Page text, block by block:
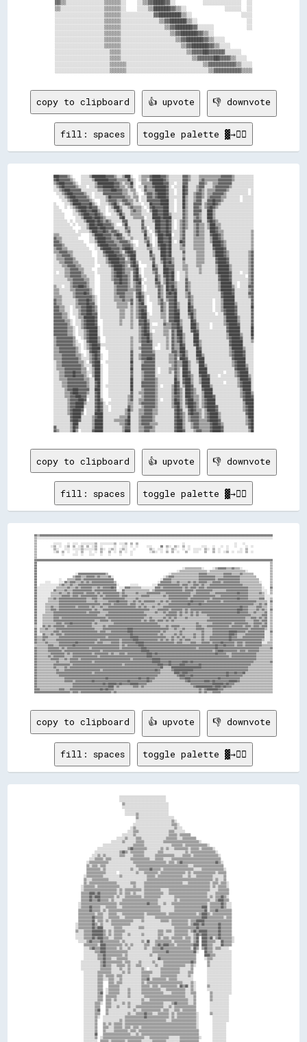
▓▓▒▒░░░░░░░░░░░░░░▒▒▒▒▒▒░░    ░░▒▒▓▓████▓▓░░          ░░░░░░░░░░░░░░  ░░
▒▒░░░░░░░░░░░░░░░░▒▒▒▒▒▒░░    ░░░░▒▒██████▓▓▒▒░░              ░░░░░░  ░░
░░░░░░░░░░░░░░░░░░▒▒▒▒▒▒░░░░░░░░░░░░▓▓████████▒▒░░                  ░░░░
░░░░░░░░░░░░░░░░░░▒▒▒▒▒▒░░░░░░░░░░░░░░▒▒▓▓██████▒▒░░                  ░░
░░░░░░░░░░░░░░░░░░▒▒▒▒▒▒░░░░░░░░░░░░░░░░▒▒▓▓██████▓▓░░░░░░            ░░
░░░░░░░░░░░░░░░░░░▒▒▒▒▒▒░░░░░░░░░░░░░░░░░░▒▒▓▓██████▓▓▒▒░░
░░░░░░░░░░░░░░░░░░▒▒▒▒▒▒░░░░░░░░░░░░░░░░░░░░▒▒▓▓██████▓▓▒▒░░░░
░░░░░░░░░░░░░░░░░░▒▒▒▒▒▒░░░░░░░░░░░░░░░░░░░░░░▒▒▓▓██████▓▓▒▒░░░░
░░░░░░░░░░░░░░░░░░░░▒▒▒▒░░░░░░░░░░░░░░░░░░░░░░░░▒▒▓▓▓▓██▓▓▓▓▓▓░░░░░░
░░░░░░░░░░░░░░░░░░░░▒▒▒▒░░░░░░░░░░░░░░░░░░░░░░░░░░▒▒▓▓▓▓▓▓██▓▓▓▓▒▒░░░░
░░░░░░░░░░░░░░░░░░░░▒▒▒▒▒▒░░░░░░░░░░░░░░░░░░░░░░░░░░░░▒▒▓▓▓▓▓▓▓▓▓▓▒▒░░░░
copy to clipboard 👍 upvote 👎 downvote
fill: spaces toggle palette ▓→✊🏽
copy to clipboard 👍 upvote 👎 downvote
fill: spaces toggle palette ▓→✊🏽
▓▓▒▒▓▓▓▓▓▓▓▓▓▓▓▓▓▓▓▓▓▓▓▓▓▓▓▓▓▓▓▓▓▓▓▓▓▓▓▓▓▓▓▓▓▓▓▓▓▓▓▓▓▓▓▓▓▓▓▓▓▓▓▓▓▓▓▓▓▓▓▓▓▓▓▓▓▓▓▓▓▓▓▓▓▓▓▓▓▓▓▓▓▓▓▓▓▓▓▓▓▓▓▓▓▓▓▓▓▓▓▓▓▓▓▓▓▓▓▓▓▓▓▓▓▓▓▓▓▓▓▓▓▓▓▓▓▓▓▓▓▓▓▓▓▓▓▓▓▓▓▓▓▓▓▓▓▓▓▓▓▓▓▓▓▓▓▓▓▓▓▓▓▓
▒▒░░░░░░░░░░░░░░░░░░░░░░░░░░░░░░░░░░░░░░░░░░░░░░░░░░░░░░░░░░░░░░░░░░░░░░░░░░░░░░░░░░░░░░░░░░░░░░░░░░░░░░░░░░░░░░░░░░░░░░░░░░░░░░░░░░░░░░░░░░░░░░░░░░░░░░░░░░░░░░░░░░░░░░░░░░░░
▒▒                                                                                                                                                                            
▒▒            ░░░░░░    ░░  ░░░░  ░░░░░░░░░░▒▒  ░░░░░░░░░░▒▒  ░░░░▒▒  ▒▒  ▒▒                                ░░                                    ░░    ░░                    
▒▒          ░░▒▒  ░░  ░░▒▒  ▒▒  ░░▒▒  ▒▒  ░░▒▒  ░░        ░░    ░░░░  ░░  ░░      ░░░░      ▓▓  ▒▒░░  ▒▒░░  ▒▒  ░░        ░░░░    ░░    ░░  ░░    ░░      ░░  ░░              
▒▒            ▒▒░░    ░░░░  ░░░░░░▒▒░░░░░░░░▒▒  ▒▒░░  ░░▒▒░░  ░░▒▒░░    ░░          ▒▒░░  ░░░░  ░░  ▒▒░░    ░░  ░░  ░░░░░░  ▒▒░░  ▒▒  ░░    ░░        ░░  ▒▒                  
▒▒            ░░▒▒  ▒▒  ░░    ░░  ▒▒    ░░  ░░  ▒▒    ▒▒  ░░  ▒▒  ░░  ░░            ░░▒▒░░  ░░  ▒▒  ▒▒  ░░    ▒▒    ░░░░    ▒▒    ▒▒  ░░  ░░▒▒  ░░  ░░░░  ▒▒  ░░              
▒▒                  ░░      ░░░░  ░░    ░░░░    ░░    ░░      ░░      ░░                                                                                                      
▒▒                                                                                                                                                                            
▓▓▓▓▓▓▓▓▓▓▓▓▓▓▓▓▓▓▓▓▓▓▓▓▓▓▓▓▓▓▓▓▓▓▓▓▓▓▓▓▓▓▓▓▓▓▓▓▓▓▓▓▓▓▓▓▓▓▓▓▓▓▓▓▓▓▓▓▓▓▓▓▓▓▓▓▓▓▓▓▓▓▓▓▓▓▓▓▓▓▓▓▓▓▓▓▓▓▓▓▓▓▓▓▓▓▓▓▓▓▓▓▓▓▓▓▓▓▓▓▓▓▓▓▓▓▓▓▓▓▓▓▓▓▓▓▓▓▓▓▓▓▓▓▓▓▓▓▓▓▓▓▓▓▓▓▓▓▓▓▓▓▓▓▓▓▓▓▓▓▓▓▓▓
▓▓                                                                                                                                                                          ▒▒
▓▓                                                                                                                                                                          ▒▒
▓▓                                                                                                          ░░▒▒▒▒▒▒▒▒▒▒▒▒░░      ░░▒▒▓▓▓▓▓▓▒▒▒▒▓▓▒▒▒▒░░                    ▒▒
▓▓                                                                                                      ░░▒▒▒▒▒▒▒▒▒▒▒▒▒▒▒▒▒▒▒▒░░▒▒▒▒▒▒▒▒▒▒▒▒▒▒▒▒▒▒▒▒▒▒▒▒▒▒░░                ▒▒
▓▓                            ░░▓▓▓▓▓▓▓▓▓▓▓▓▓▓▓▓▓▓▓▓▒▒                                            ░░▒▒▒▒▒▒▒▒▒▒▒▒▒▒▒▒▒▒▒▒▓▓▓▓▓▓▒▒▒▒▒▒▒▒▒▒▒▒▓▓▓▓▓▓▒▒▒▒▒▒▓▓▒▒▒▒▒▒▒▒            ▒▒
▓▓                          ▒▒▓▓▓▓▒▒▒▒▓▓▓▓▓▓▒▒▓▓▒▒▒▒▒▒▓▓░░                                    ░░▒▒▓▓▓▓▒▒▒▒▒▒▒▒▒▒▒▒▒▒▒▒▒▒▓▓▓▓▓▓▓▓▓▓▓▓▒▒▒▒▒▒▓▓▓▓▓▓▓▓▓▓▓▓▒▒▒▒▒▒▒▒▒▒▒▒          ▒▒
▓▓                ░░    ▒▒▒▒▒▒▓▓▓▓▒▒▓▓▓▓▓▓▓▓▓▓▓▓▓▓▓▓▓▓▓▓▓▓                                  ░░▓▓▓▓▓▓▒▒▒▒▒▒▒▒▒▒▒▒▒▒▒▒▒▒▒▒▓▓▓▓▓▓▓▓▓▓▓▓▒▒▓▓▓▓▓▓▓▓▓▓▓▓▓▓▓▓▒▒▒▒▒▒▒▒▒▒▒▒▒▒        ▒▒
▓▓      ░░░░      ░░░░▓▓▒▒▓▓▓▓▒▒▒▒▓▓▒▒▓▓▒▒▓▓▓▓▓▓▓▓▓▓▓▓▓▓▓▓▒▒                              ░░▓▓▓▓▓▓▓▓▒▒▒▒▓▓▒▒▒▒▒▒▓▓▒▒▓▓▒▒▓▓▓▓▓▓▒▒▒▒▓▓▓▓▓▓▒▒▓▓▓▓▓▓▓▓▓▓▓▓▒▒▒▒▒▒▒▒▒▒▒▒▒▒░░      ▒▒
▓▓  ░░░░░░░░░░░░░░▒▒▓▓▒▒▒▒▓▓▒▒▒▒▓▓▓▓▓▓▓▓▓▓▓▓▓▓▓▓▓▓▓▓▓▓▓▓▓▓▓▓░░        ░░░░░░          ░░░░▓▓▓▓▓▓▓▓▓▓▓▓▓▓▓▓▒▒▓▓▓▓▒▒▒▒▓▓▓▓▒▒▓▓▒▒▒▒▓▓▓▓▓▓▓▓▓▓▓▓▓▓▓▓▓▓▓▓▓▓▓▓▒▒▒▒▒▒▒▒▒▒▒▒▒▒      ▒▒
▓▓░░░░░░░░░░░░░░▒▒▒▒▒▒▒▒▓▓▒▒▒▒▓▓▒▒▓▓▓▓▓▓▓▓▒▒▒▒▓▓▒▒▓▓▓▓▓▓██▓▓  ░░░░▓▓▓▓▒▒▒▒▒▒▒▒░░░░░░░░░░▓▓▓▓▒▒▓▓▓▓▓▓▓▓▓▓▓▓▓▓▒▒▓▓▒▒▓▓▓▓▒▒▓▓▓▓▒▒▓▓▓▓▓▓▓▓▓▓▓▓▓▓▓▓▓▓▓▓▓▓▓▓▓▓▓▓▓▓▒▒▒▒▒▒▒▒▒▒░░    ▓▓
▓▓░░░░░░░░░░░░▓▓▒▒▒▒▒▒▓▓▒▒▒▒▓▓▓▓▓▓▓▓▓▓▓▓▓▓▒▒▓▓▓▓▓▓▓▓▓▓▓▓▓▓▓▓░░░░▓▓▒▒▒▒▒▒▒▒▒▒▒▒▒▒▒▒▒▒░░▒▒▓▓▓▓▓▓▓▓▓▓▓▓▓▓▓▓▓▓▓▓▒▒▓▓▓▓▓▓▒▒▓▓▓▓▓▓▓▓▓▓▓▓▒▒▒▒▒▒▒▒▒▒▓▓▓▓▓▓▓▓▓▓▓▓▓▓▓▓▒▒▒▒▒▒▒▒▒▒░░░░  ▒▒
▓▓░░░░░░░░░░▒▒▒▒▒▒▓▓▒▒▒▒▓▓▒▒▓▓▓▓▓▓▓▓▒▒▓▓▓▓▓▓▒▒▓▓▒▒▓▓▓▓▓▓▓▓▓▓▓▓▒▒▓▓▒▒▒▒▒▒▒▒▓▓▒▒▒▒▒▒▓▓▓▓▓▓▓▓▓▓▒▒▒▒▓▓▓▓▓▓▓▓▓▓▓▓▓▓▓▓▓▓▒▒▒▒▓▓▓▓▓▓▓▓▓▓▒▒▒▒▓▓▓▓▓▓▓▓▓▓▓▓▓▓▓▓██▓▓▓▓▓▓▒▒▒▒▒▒▒▒▓▓▒▒░░  ▒▒
▓▓░░░░░░░░░░▒▒▒▒▒▒▒▒▓▓▓▓▓▓▒▒▓▓▓▓▒▒▓▓▓▓▓▓▓▓▓▓▓▓▒▒▓▓▒▒▓▓▓▓▓▓▓▓▓▓▒▒▓▓▓▓▒▒▒▒▒▒▒▒▒▒▓▓▓▓▓▓▒▒▒▒▒▒▒▒▒▒▓▓▒▒▓▓▓▓▓▓▓▓▓▓▓▓▓▓▓▓▒▒▓▓▓▓▓▓▓▓▓▓▓▓▓▓▓▓▒▒▒▒▓▓▓▓▓▓▓▓▓▓▓▓▓▓▓▓▓▓▓▓▒▒▒▒▒▒▒▒▒▒▒▒░░░░░░
▓▓░░░░░░░░▒▒▒▒▓▓▒▒▓▓▓▓▓▓▓▓▓▓▓▓▓▓▓▓▓▓▓▓▒▒▒▒▓▓▓▓▒▒▒▒▓▓▓▓▓▓▓▓▓▓▓▓▓▓▓▓▒▒▒▒▒▒▒▒▓▓▒▒▒▒▒▒▒▒▒▒▒▒▒▒▒▒▒▒▒▒▒▒▓▓▓▓▓▓▓▓▓▓▓▓▓▓▒▒▓▓▓▓▓▓▓▓▓▓▓▓▓▓▒▒▓▓▓▓▓▓▓▓▓▓▓▓▓▓▓▓▓▓██▓▓▓▓▓▓▒▒▒▒▒▒▒▒▓▓▓▓░░░░▒▒
▓▓░░░░░░░░▒▒▒▒▒▒▒▒▓▓▓▓▓▓▓▓▓▓▓▓▓▓▓▓▓▓▓▓▒▒▒▒▒▒▓▓▒▒▒▒▒▒▒▒▓▓▓▓▓▓██▓▓▓▓▓▓▒▒▒▒▓▓▒▒▓▓▒▒▓▓▓▓▓▓▓▓▒▒▒▒▓▓▒▒▓▓▒▒▓▓▓▓▓▓▓▓▓▓▓▓▓▓██▓▓▓▓▓▓▓▓▒▒▓▓▓▓▓▓▓▓▓▓▒▒▓▓▓▓▓▓▓▓▓▓▓▓▓▓▓▓▓▓▓▓▓▓▓▓▒▒▒▒▒▒▒▒░░▓▓
▓▓░░░░░░▒▒▒▒▒▒▒▒▒▒▓▓▓▓▓▓▓▓▓▓▓▓▓▓▓▓▓▓▓▓▓▓▓▓▓▓▓▓▓▓▒▒▓▓▓▓▓▓▒▒▓▓▓▓▓▓▓▓▓▓▒▒▓▓▓▓▒▒▒▒▓▓▒▒▒▒▒▒▒▒▒▒▓▓▒▒▒▒▒▒▓▓▓▓▓▓▓▓▓▓▓▓▓▓██▓▓▓▓▓▓██▓▓▓▓▓▓▓▓▓▓▓▓▓▓▓▓▓▓▓▓▓▓▓▓▓▓▓▓▓▓▓▓▓▓▓▓▓▓▒▒▒▒▓▓▒▒▓▓░░▒▒
▓▓░░░░░░▒▒▒▒▓▓▒▒▒▒▓▓▓▓▓▓▓▓▓▓▓▓▒▒▓▓▓▓▓▓▓▓▒▒▓▓▒▒▒▒▓▓▒▒▒▒▓▓▓▓▓▓▓▓▓▓▓▓▓▓▓▓▓▓▓▓▒▒▓▓▒▒▓▓▒▒▒▒▓▓▒▒▒▒▒▒▓▓▓▓▓▓▓▓▓▓▓▓▓▓▓▓▓▓▓▓▓▓▓▓▓▓▓▓▓▓▓▓▓▓▓▓▓▓▓▓▓▓▓▓▓▓▓▓▓▓▓▓▓▓▓▓██▓▓▓▓▒▒▒▒▒▒▓▓▓▓▒▒▒▒░░▒▒
▓▓░░░░░░▒▒▒▒▓▓▓▓▒▒▓▓▓▓▓▓▓▓▓▓▓▓▓▓▓▓▓▓▓▓▓▓▓▓▒▒▓▓▒▒▒▒▓▓▓▓▓▓▓▓▓▓▓▓▓▓▓▓▓▓▓▓▓▓▓▓▓▓▓▓▓▓▓▓▓▓▒▒▒▒▒▒▓▓▓▓▓▓▓▓▒▒▓▓▓▓▓▓▓▓▒▒▓▓▒▒▓▓▓▓▓▓▓▓▓▓▓▓▓▓▓▓▓▓▓▓▓▓▓▓▓▓▓▓▓▓▓▓▓▓████▓▓▓▓▒▒▒▒▒▒▓▓▒▒▓▓▒▒░░▓▓
▓▓░░░░░░▒▒▒▒▒▒▓▓▓▓▓▓▓▓▓▓▓▓▓▓▓▓▓▓▓▓▓▓▓▓▒▒▓▓▓▓▓▓▓▓▒▒▒▒▒▒▓▓▓▓▓▓▓▓▓▓▓▓▓▓▓▓▓▓▓▓▓▓▓▓▓▓▒▒▒▒▒▒▒▒▓▓▒▒▒▒▓▓▒▒▓▓▓▓▓▓▒▒▓▓▒▒▓▓▒▒▓▓▒▒▓▓▒▒▓▓▓▓▓▓▓▓▓▓▓▓▓▓▓▓▓▓▓▓▓▓▓▓▓▓██▓▓▓▓▓▓▒▒▒▒▓▓▒▒▒▒▒▒▓▓░░▒▒
▓▓░░░░▒▒▒▒▒▒▒▒▓▓▓▓▓▓▓▓▓▓▓▓▓▓▓▓▓▓▓▓▓▓▓▓▓▓▓▓▓▓▓▓▒▒▒▒▒▒▓▓▓▓▓▓▓▓▓▓▓▓▓▓▓▓▓▓▓▓▓▓▓▓▓▓▓▓▓▓▒▒▒▒▒▒▒▒▒▒▒▒▒▒▓▓▓▓▓▓▓▓▒▒▓▓▒▒▒▒▒▒▓▓▒▒▓▓▒▒▒▒▒▒▓▓▓▓▓▓▓▓▓▓▓▓▓▓▓▓▓▓▓▓▓▓▓▓▓▓▓▓▓▓▓▓▒▒▒▒▒▒▒▒▓▓▓▓░░▒▒
▓▓░░░░▒▒▒▒▒▒▒▒▓▓▓▓▒▒▓▓▓▓▓▓▓▓▓▓▓▓▓▓▓▓▓▓▓▓▓▓▓▓▓▓▓▓▓▓▓▓▒▒▓▓▓▓▓▓▓▓▓▓▓▓▓▓▓▓▓▓▓▓▓▓▓▓▓▓▒▒▒▒▓▓▒▒▒▒▒▒▒▒▓▓▒▒▓▓▒▒▓▓▒▒▒▒▒▒▓▓▒▒▒▒▒▒▒▒▒▒▒▒▒▒▒▒▓▓▓▓▓▓▓▓▓▓▓▓▓▓▓▓▓▓▓▓▓▓▓▓▓▓▒▒▒▒▓▓▓▓▒▒▓▓▒▒▓▓░░▒▒
▓▓░░░░▒▒▒▒▒▒▒▒▓▓▓▓▓▓▓▓▓▓▓▓▓▓▓▓▓▓▓▓▓▓▓▓▓▓▓▓▓▓▒▒▒▒▓▓▓▓▓▓▒▒▓▓▓▓▓▓▓▓▓▓▓▓▓▓▓▓▓▓▓▓▓▓▒▒▓▓▒▒▓▓▓▓▒▒▓▓▓▓▒▒▓▓▒▒▓▓▒▒▒▒▒▒▒▒▒▒▒▒▒▒▒▒▒▒▒▒▒▒▒▒▓▓▓▓▓▓▓▓▓▓▓▓▓▓▓▓▓▓▓▓▓▓▓▓▓▓▓▓▒▒▒▒▒▒▓▓▓▓▒▒▓▓▓▓░░▒▒
▓▓░░░░▒▒▒▒▒▒▒▒▒▒▓▓▓▓▒▒▓▓▓▓██▓▓▓▓▓▓▓▓▓▓▓▓▓▓▒▒▓▓▒▒▒▒▒▒▒▒▒▒▒▒▓▓▓▓▓▓▓▓▓▓▓▓▓▓▓▓▓▓▓▓▓▓▓▓▓▓▓▓▓▓▓▓▒▒▒▒▒▒▒▒▒▒▒▒▒▒▒▒▒▒▒▒▒▒▒▒▒▒▒▒▓▓▒▒▒▒▒▒▒▒▒▒▓▓▓▓▓▓▓▓▓▓▓▓▓▓▒▒▓▓▓▓▓▓▓▓▓▓▒▒▒▒▓▓▓▓▓▓▒▒▓▓░░▒▒
▒▒░░░░▓▓▒▒▓▓▒▒▓▓▓▓▓▓▓▓▒▒▓▓▓▓▓▓▓▓▓▓▓▓▓▓▓▓▓▓▒▒▒▒▒▒▒▒▓▓▒▒▓▓▓▓▓▓▓▓▓▓▓▓▓▓▓▓▓▓▓▓▓▓▓▓▓▓▓▓▓▓▓▓▓▓▓▓▓▓▒▒▒▒▓▓▒▒▓▓▓▓▓▓▒▒▒▒▒▒▒▒▒▒▒▒▓▓▓▓▒▒▒▒▓▓▓▓▓▓▓▓▓▓▓▓▓▓▓▓▒▒▓▓▓▓▓▓▓▓▒▒▓▓▓▓▒▒▓▓▓▓▒▒▓▓▓▓░░▒▒
▓▓░░▒▒▒▒▓▓▒▒▒▒▒▒▓▓▓▓▓▓▓▓▓▓▓▓▓▓▓▓▓▓▓▓▓▓▓▓▓▓▓▓▒▒▒▒▒▒▓▓▓▓▓▓▓▓▓▓▓▓▓▓▓▓▓▓████▓▓▓▓▓▓▓▓▓▓▓▓▓▓▓▓▓▓▓▓▓▓▓▓▓▓▒▒▒▒▓▓▒▒▒▒▓▓▒▒▒▒▒▒▒▒▓▓▓▓▓▓▒▒▒▒▒▒▓▓▓▓▓▓▓▓▓▓▓▓▓▓▓▓▓▓▓▓▓▓▓▓▓▓▒▒▓▓▓▓▓▓▓▓▓▓▒▒░░▒▒
▓▓░░▒▒▒▒▒▒▒▒▒▒▓▓▓▓▒▒▓▓▓▓▓▓▓▓▓▓▓▓▓▓▓▓▓▓▓▓▓▓▓▓▓▓▒▒▓▓▓▓▒▒▒▒▓▓▓▓▓▓▓▓▓▓▓▓████▓▓▓▓▓▓▓▓▓▓▓▓▓▓▓▓▓▓▓▓▒▒▓▓▒▒▒▒▒▒▒▒▒▒▓▓▒▒▒▒▒▒▒▒▒▒▒▒▒▒▓▓▒▒▒▒▒▒▓▓▓▓▓▓▓▓▓▓▓▓██████▓▓▓▓▓▓▒▒▓▓▓▓▓▓▓▓▓▓▓▓░░░░▓▓
▓▓░░░░▓▓▒▒▒▒▓▓▒▒▓▓▓▓▒▒▓▓▓▓▓▓▓▓▓▓▓▓▓▓▓▓▓▓▓▓▓▓▓▓▓▓▓▓▓▓▓▓▓▓▓▓▓▓▓▓▓▓▓▓▓▓▓▓██▓▓▓▓▓▓▓▓▓▓▓▓▓▓▓▓▓▓▒▒▓▓▒▒▒▒▒▒▒▒▓▓▒▒▓▓▒▒▒▒▒▒▒▒▓▓▒▒▒▒▓▓▒▒▒▒▒▒▓▓▓▓▓▓▓▓▓▓▓▓████▓▓▒▒▒▒▒▒▓▓▓▓▓▓▓▓▓▓▓▓▓▓░░░░▒▒
▓▓▒▒▒▒▓▓▓▓▒▒▒▒▒▒▒▒▓▓▓▓▓▓▓▓▓▓▓▓▓▓▓▓▓▓▓▓▓▓▓▓▓▓▓▓▓▓▓▓▓▓▒▒▓▓▓▓▓▓▓▓▓▓▓▓▓▓▓▓██████▓▓▓▓▓▓▓▓▓▓▓▓▓▓▓▓▓▓▓▓▒▒▒▒▓▓▒▒▓▓▒▒▓▓▒▒▒▒▒▒▓▓▒▒▒▒▓▓▒▒▒▒▓▓▓▓▓▓▓▓▓▓▓▓▓▓██▓▓▓▓▒▒▒▒▓▓▓▓▓▓▓▓▓▓▓▓▓▓▓▓░░░░▒▒
▓▓▒▒▒▒▓▓▒▒▒▒▒▒▒▒▓▓▓▓▓▓▓▓▓▓▓▓▓▓▓▓▓▓▓▓▓▓▓▓▓▓▓▓▓▓▒▒▓▓▓▓▓▓▓▓▓▓▓▓▓▓▒▒▓▓▓▓▓▓▓▓████▓▓▓▓▓▓▓▓▓▓▓▓▓▓▒▒▓▓▒▒▓▓▒▒▓▓▒▒▒▒▓▓▒▒▓▓▓▓▒▒▒▒▒▒▒▒▓▓▒▒▒▒▓▓▓▓▓▓▓▓▓▓▓▓▓▓██▓▓▓▓▓▓▓▓▓▓▓▓▓▓▓▓▓▓▓▓▓▓▒▒░░░░▒▒
▓▓▒▒▒▒▒▒▓▓▒▒▒▒▒▒▒▒▓▓▓▓▓▓▓▓▓▓▓▓██▓▓▓▓▓▓▓▓▓▓▓▓▒▒▓▓▓▓▒▒▒▒▒▒▓▓▓▓▓▓▒▒▓▓▓▓▓▓▓▓▓▓██████▓▓▓▓▓▓▓▓▓▓▓▓▓▓▓▓▓▓▓▓▓▓▒▒▓▓▓▓▒▒▒▒▒▒▓▓▓▓▒▒▒▒▓▓▓▓▓▓▒▒▓▓▓▓▓▓██▓▓▓▓▓▓▓▓▒▒▓▓▓▓▒▒▓▓▓▓▓▓▓▓▓▓▓▓░░░░▒▒▒▒
▒▒▒▒▒▒▒▒▒▒▓▓▓▓▒▒▒▒▓▓▓▓▓▓▓▓▓▓██▓▓▓▓▓▓▓▓▓▓▓▓▓▓▓▓▓▓▓▓▓▓▓▓▓▓▓▓▓▓▓▓▒▒▓▓▒▒▓▓▓▓▓▓▓▓████▓▓▓▓▓▓▓▓▓▓▓▓▓▓▓▓▓▓▓▓▓▓▓▓▓▓▓▓▓▓▓▓▓▓▓▓▓▓▓▓▓▓▓▓▓▓▓▓▓▓▓▓██▓▓▓▓██▓▓▓▓▓▓▒▒▓▓▓▓▒▒▓▓▓▓▓▓▓▓▓▓▓▓▒▒▒▒▒▒▒▒
▓▓▒▒▒▒▒▒▒▒▓▓▓▓▓▓▓▓▒▒▓▓▒▒▓▓▓▓▓▓▓▓▓▓▓▓▓▓▓▓▒▒▓▓▓▓▓▓▓▓▓▓▓▓▓▓▓▓▓▓▓▓▒▒▓▓▓▓▓▓▓▓▓▓▓▓▓▓████▓▓▓▓▓▓▓▓▓▓▓▓▓▓▓▓▓▓▓▓▓▓▓▓▓▓▓▓▓▓▓▓▓▓▓▓▒▒▓▓▓▓▓▓▓▓▓▓▓▓██▓▓▓▓▓▓▓▓▓▓▓▓▓▓▓▓▓▓▓▓▓▓▓▓▓▓▓▓▓▓▒▒▒▒▒▒▒▒▓▓
▓▓▒▒▒▒▒▒▒▒▓▓▓▓▓▓▓▓▓▓▒▒▓▓▓▓▓▓▓▓▓▓▓▓▓▓▓▓▓▓▓▓▓▓▓▓▓▓▒▒▓▓▓▓▓▓▓▓▓▓▓▓▓▓▓▓▓▓▓▓▓▓▓▓▓▓▓▓██████▓▓▓▓▓▓▓▓▓▓▓▓▓▓▓▓▓▓▓▓▓▓▓▓▓▓▓▓▓▓▓▓▓▓▓▓▓▓▓▓▓▓▓▓▓▓▒▒▓▓████▓▓▓▓▓▓▓▓▓▓▒▒▓▓▓▓▒▒▓▓▓▓▓▓▓▓▒▒▒▒▒▒▒▒▒▒
▓▓▒▒▒▒▒▒▒▒▒▒▓▓▓▓▓▓▓▓▓▓▒▒▓▓▒▒▓▓▓▓▓▓▓▓▓▓▓▓▓▓▒▒▓▓▓▓▓▓▓▓▓▓▒▒▓▓▒▒▒▒▓▓▓▓▒▒▓▓▓▓▓▓▓▓▓▓▓▓▓▓████▓▓██▓▓▓▓▓▓▓▓▓▓▓▓▓▓▓▓▓▓▓▓▓▓▓▓▓▓▓▓▓▓▓▓▓▓▓▓▓▓▓▓▓▓██▓▓▓▓▓▓▒▒▒▒▓▓▓▓▓▓▓▓▓▓▓▓▓▓▓▓▓▓▒▒▒▒▒▒▒▒▒▒▒▒
▓▓▒▒▒▒▒▒▒▒▓▓▒▒▓▓▓▓▓▓▓▓▒▒▒▒▒▒▓▓▓▓▓▓▓▓▓▓▓▓▓▓▓▓▓▓▒▒▓▓▓▓▓▓▓▓▓▓▓▓▓▓▓▓▓▓▓▓▓▓▓▓▓▓▓▓▓▓▓▓▓▓████▓▓▓▓▓▓▓▓▓▓▓▓▓▓▓▓▓▓▓▓▓▓▓▓▓▓▓▓▓▓▓▓▓▓▓▓▓▓▓▓▓▓▓▓▓▓▓▓▓▓▓▓▓▓▓▓▒▒▓▓▓▓▓▓▓▓▓▓▓▓▓▓▓▓▓▓▒▒▒▒▒▒▒▒▒▒▒▒
▓▓▒▒▒▒▒▒▒▒▒▒▓▓▓▓▓▓▒▒▒▒▓▓▒▒▓▓▓▓▓▓▒▒▓▓▓▓▓▓▓▓▓▓▓▓▓▓▓▓▓▓▓▓▓▓▓▓▓▓▓▓▓▓▓▓▓▓▓▓▒▒▓▓▓▓▓▓▓▓▓▓▓▓▓▓██████▓▓▓▓▓▓▓▓▓▓▓▓▓▓▓▓▓▓▓▓▓▓▓▓▓▓▓▓▓▓▓▓▓▓▓▓▓▓▓▓▓▓▓▓▓▓▓▓▓▓▓▓▓▓▓▓▓▓▓▓▓▓▓▓▓▓▓▓▓▓▒▒▒▒▒▒▒▒▒▒▒▒
▓▓▒▒▒▒▒▒▒▒▒▒▒▒▒▒▓▓▒▒▒▒▒▒▒▒▓▓▓▓▓▓▓▓▓▓▓▓▓▓▓▓▒▒▓▓▓▓▓▓▓▓▓▓▓▓▓▓▓▓▓▓▓▓▓▓▓▓▓▓▓▓▓▓▓▓▓▓▓▓▓▓▓▓▓▓██████▓▓▓▓▓▓██▓▓▓▓▓▓▓▓████▓▓██▓▓▓▓▓▓▓▓▓▓▓▓▓▓▓▓▓▓▓▓▓▓▓▓▓▓▓▓▓▓▓▓▓▓▓▓▓▓▓▓▓▓▓▓▒▒▒▒▒▒▒▒▒▒▒▒▓▓
▓▓▒▒▒▒▒▒▒▒▒▒▒▒▓▓▓▓▓▓▓▓▓▓▓▓▒▒▓▓▓▓▓▓▓▓▓▓▓▓▓▓▓▓▓▓▓▓▓▓▓▓▓▓▓▓▓▓▓▓▓▓▓▓▒▒▓▓▓▓▓▓▓▓▓▓▓▓▓▓▓▓▓▓▓▓▓▓▓▓████▓▓▓▓██▓▓▓▓▓▓████▓▓▓▓▓▓▓▓▓▓██▓▓▓▓▓▓▓▓▓▓▓▓▓▓▓▓▓▓▓▓▓▓▓▓▓▓▓▓▓▓▓▓▓▓▓▓▒▒▒▒▒▒▒▒▒▒▒▒▒▒▒▒
▓▓▒▒▒▒▒▒▒▒▒▒▒▒▓▓▒▒▒▒▒▒▓▓▒▒▓▓▓▓▓▓▓▓▓▓▓▓▓▓▓▓▓▓▓▓▓▓▓▓▓▓▓▓▓▓▓▓▓▓▓▓▓▓▓▓▓▓▓▓▓▓▓▓▓▓▓▓▓▓▓▓▓▓▓▓▓▓▓▓▓▓██▒▒▒▒▒▒██████████████████████▓▓▓▓▓▓▓▓▓▓▓▓▓▓▓▓▓▓▓▓▓▓▓▓▓▓▓▓▓▓▓▓▓▓▒▒▒▒▒▒▒▒▒▒▒▒▒▒▒▒▒▒
▓▓▒▒▒▒▒▒▒▒▒▒▒▒▒▒▓▓▒▒▒▒▓▓▓▓▓▓▓▓▓▓▓▓▓▓▓▓▓▓▓▓▓▓▓▓▓▓▒▒▓▓▓▓▓▓▓▓▓▓▓▓▓▓▓▓▓▓▓▓▓▓▓▓▓▓▓▓▓▓▓▓▓▓▓▓▓▓██▓▓▒▒▒▒▒▒▒▒▓▓██████████████▓▓▓▓▓▓▓▓▓▓▓▓▓▓▓▓▓▓▓▓▓▓▓▓▓▓▓▓▓▓▓▓▓▓▓▓▓▓▓▓▒▒▒▒▒▒▒▒▒▒▒▒▒▒▒▒▒▒
▓▓▒▒▒▒▒▒▒▒▒▒▒▒▒▒▓▓▓▓▓▓▓▓▓▓▓▓▓▓▓▓▓▓▓▓▓▓▓▓▓▓▒▒▓▓▓▓▓▓▓▓▓▓▓▓▓▓▓▓▓▓▓▓▓▓▓▓▓▓▓▓▓▓▓▓▓▓▓▓▓▓▓▓▓▓▓▓▓▓▓▓▒▒▒▒▒▒▒▒▒▒████▓▓████▓▓▓▓▓▓▓▓▓▓▓▓▓▓▓▓▓▓▓▓▓▓▓▓▓▓▓▓██▓▓▓▓██▓▓▓▓██▒▒▒▒▒▒▒▒▒▒▒▒▒▒▒▒▒▒▒▒
▓▓▒▒▒▒▒▒▒▒▒▒▒▒▒▒▒▒▓▓▓▓▓▓▓▓▓▓▓▓▓▓▓▓▓▓▓▓▓▓▓▓▓▓▓▓▓▓▓▓▓▓▓▓▓▓▓▓▓▓▓▓▓▓▓▓▓▓▓▓▓▓▓▓▓▓▓▓▓▓▓▓▓▓▓▓▓▓▓▓▒▒▒▒▒▒▒▒▒▒▒▒▒▒▓▓████▓▓▓▓██▓▓▓▓▓▓▓▓▓▓▓▓▓▓▓▓▓▓▓▓▓▓▓▓██▓▓▓▓▓▓▓▓▓▓▒▒▒▒▒▒▒▒▒▒▒▒▒▒▒▒▒▒▒▒▒▒
▓▓▒▒▒▒▒▒▒▒▒▒▒▒▒▒▒▒▒▒▒▒▓▓▓▓▓▓▓▓▓▓▓▓▓▓▓▓▓▓▓▓▓▓▓▓▓▓▓▓▓▓██▓▓▓▓▓▓▓▓▓▓▓▓▓▓▓▓▓▓▓▓▓▓██▓▓▓▓██▓▓▓▓▒▒▒▒▒▒▒▒▒▒▒▒▒▒▒▒▒▒▓▓▓▓████▓▓▓▓▓▓▓▓▓▓▓▓▓▓▓▓▓▓▓▓██▓▓▓▓▓▓▓▓▓▓▓▓▓▓▒▒▒▒▒▒▒▒▒▒▒▒▒▒▒▒▒▒▒▒▒▒▒▒
▓▓▒▒▒▒▒▒▒▒▒▒▒▒▒▒▒▒▒▒▒▒▓▓▓▓▓▓▒▒▓▓▓▓▓▓▓▓▓▓▓▓██▓▓▓▓▓▓▓▓▓▓▓▓▓▓▓▓▓▓▓▓▓▓▓▓██▓▓▓▓▓▓▓▓▓▓▓▓██▓▓▒▒▒▒▒▒▒▒▒▒▒▒▒▒▒▒▒▒▒▒▒▒▒▒▓▓██▓▓▓▓▓▓▓▓▓▓████▓▓██▓▓▓▓▓▓▓▓▓▓██████▓▓▒▒▒▒▒▒▒▒▒▒▒▒▒▒▒▒▒▒▒▒▒▒▒▒
▓▓▒▒▒▒▒▒▒▒▒▒▒▒▒▒▒▒▒▒▒▒▒▒▒▒▒▒▓▓▓▓▓▓▓▓▓▓▓▓▓▓▓▓▓▓▓▓▓▓██▓▓██████▓▓██▓▓▓▓▓▓██████▓▓▓▓▓▓▒▒▒▒▒▒▒▒▒▒▒▒▒▒▒▒▒▒▒▒▒▒▒▒▒▒▒▒▒▒▒▒▓▓▓▓▓▓▓▓▓▓▓▓▓▓▓▓████████▓▓██▓▓▓▓▒▒▒▒▒▒▒▒▒▒▒▒▒▒▒▒▒▒▒▒▒▒▒▒▒▒▒▒
▓▓▒▒▒▒▒▒▒▒▒▒▒▒▒▒▒▒▒▒▒▒▒▒▒▒▒▒▓▓▓▓▓▓▓▓▓▓▓▓▓▓▓▓▓▓▓▓▓▓▓▓▓▓████▒▒▓▓▒▒▒▒▒▒▒▒▒▒▓▓▓▓▒▒▓▓▒▒▒▒▒▒▒▒▒▒▒▒▒▒▒▒▒▒▒▒▒▒▒▒▒▒▒▒▒▒▒▒▒▒▒▒▓▓████████████▓▓████▓▓██▓▓▓▓▒▒▒▒▒▒▒▒▒▒▒▒▒▒▒▒▒▒▒▒▒▒▒▒▒▒▒▒▒▒
▓▓▓▓▒▒▒▒▒▒▒▒▒▒▒▒▒▒▓▓▓▓▒▒▒▒▓▓▓▓▓▓▓▓▓▓▓▓▓▓▓▓▓▓▓▓▓▓██▓▓██▓▓▓▓▒▒▒▒▒▒▒▒▒▒▒▒▒▒▒▒▒▒▒▒▒▒▒▒▒▒▒▒▒▒▒▒▒▒▒▒▒▒▒▒▒▒▒▒▒▒▒▒▒▒▒▒▒▒▒▒▒▒▒▒▒▒▓▓▒▒▓▓████████▓▓▓▓▒▒▒▒▒▒▒▒▒▒▒▒▒▒▒▒▒▒▒▒▒▒▒▒▒▒▒▒▒▒▒▒▒▒▒▒
▓▓▓▓▓▓▓▓▓▓▓▓▓▓▓▓▓▓▓▓▓▓▓▓▓
copy to clipboard 👍 upvote 👎 downvote
fill: spaces toggle palette ▓→✊🏽